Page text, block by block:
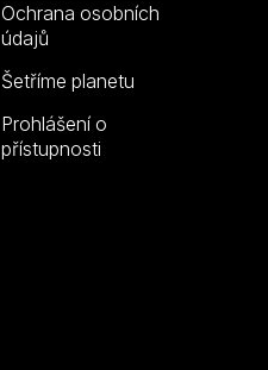
Ochrana osobních
údajů
Šetříme planetu
Prohlášení o
přístupnosti